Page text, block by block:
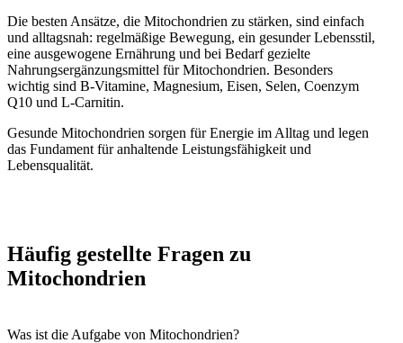
Die besten Ansätze, die Mitochondrien zu stärken, sind einfach
und alltagsnah: regelmäßige Bewegung, ein gesunder Lebensstil,
eine ausgewogene Ernährung und bei Bedarf gezielte
Nahrungsergänzungsmittel für Mitochondrien. Besonders
wichtig sind B-Vitamine, Magnesium, Eisen, Selen, Coenzym
Q10 und L-Carnitin.
Gesunde Mitochondrien sorgen für Energie im Alltag und legen
das Fundament für anhaltende Leistungsfähigkeit und
Lebensqualität.
Häufig gestellte Fragen zu
Mitochondrien
Was ist die Aufgabe von Mitochondrien?